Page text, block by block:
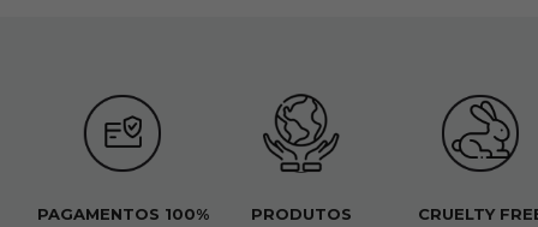
PAGAMENTOS 100%
PRODUTOS
CRUELTY